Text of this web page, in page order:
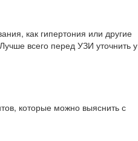
как гипертония или другие
всего перед УЗИ уточнить у
которые можно выяснить с